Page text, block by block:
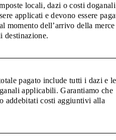
locali, dazi o costi doganali
applicati e devono essere
momento dell’arrivo della merce
destinazione.
pagato include tutti i dazi e le
applicabili. Garantiamo che
addebitati costi aggiuntivi alla